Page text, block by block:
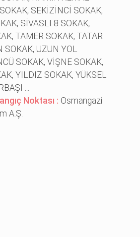
SEKİZİNCİ SOKAK,
SİVASLI 8 SOKAK,
TAMER SOKAK, TATAR
SOKAK, UZUN YOL
SOKAK, VİŞNE SOKAK,
YILDIZ SOKAK, YÜKSEL
...
Noktası : Osmangazi
A.Ş.